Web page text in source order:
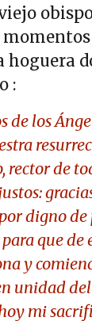
hoguera
:
de los
rector de
digno de
que de
y
unidad
mi